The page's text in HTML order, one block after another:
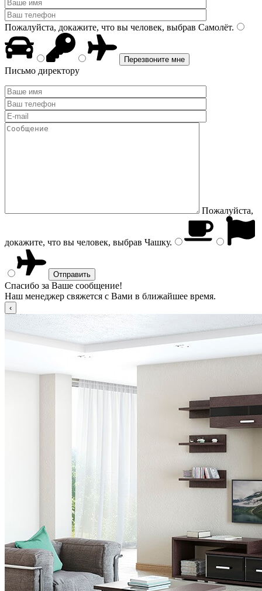
Пожалуйста, докажите, что вы человек, выбрав Самолёт.
Письмо директору
Пожалуйста,
докажите, что вы человек, выбрав Чашку.
Спасибо за Ваше сообщение!
Наш менеджер свяжется с Вами в ближайшее время.